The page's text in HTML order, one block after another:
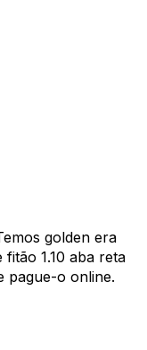
golden era
1.10 aba reta
pague-o online.